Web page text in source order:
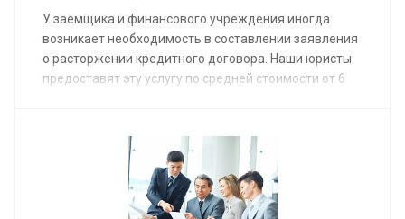
У заемщика и финансового учреждения иногда
возникает необходимость в составлении заявления
о расторжении кредитного договора. Наши юристы
предоставят эту услугу по средней стоимости от 6
документ, что является необходимым условием
реструктуризации или уменьшения размера долга.